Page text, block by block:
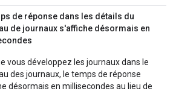
de réponse dans les détails du
de journaux s'affiche désormais en
vous développez les journaux dans le
des journaux, le temps de réponse
désormais en millisecondes au lieu de